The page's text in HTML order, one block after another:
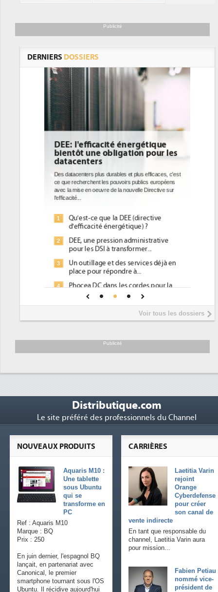
Publicité
DERNIERS DOSSIERS
DEE: l'efficacité énergétique
bientôt une obligation pour les
datacenters
Des datacenters plus durables et plus efficaces, c'est
ce que recherchent les pouvoirs publics européens
avec la mise en oeuvre de la nouvelle Directive sur
l'efficacité...
1
Qu'est-ce que la DEE (directive
d'efficacité énergétique) ?
2
DEE, une pression administrative
pour les DSI à transformer...
3
Un outillage et des services déjà en
place pour répondre à...
4
Phocea DC dans les cordes pour la
Interview de Fabrice Coquio,
président de Digital Realty...
soutient les...
Voir tous les dossiers
Publicité
Distributique.com
Le site préféré des professionnels du Channel
CARRIÈRES
Laetitia Varin
rejoint
Orange
Cyberdefense
pour créer
son canal de
vente indirecte
En tant que responsable du
channel, Laetitia Varin aura
pour mission...
Fabien Petiau
nommé vice-
président de
NOUVEAUX PRODUITS
Aquaris M10 :
Une tablette
sous Ubuntu
qui se
transforme en
PC
Ref : Aquaris M10
Marque : BQ
Prix : 250
En juin dernier, l'espagnol BQ
lançait, en partenariat avec
Canonical, le premier
smartphone tournant sous l'OS
Ubuntu. Il récidive aujourd'hui